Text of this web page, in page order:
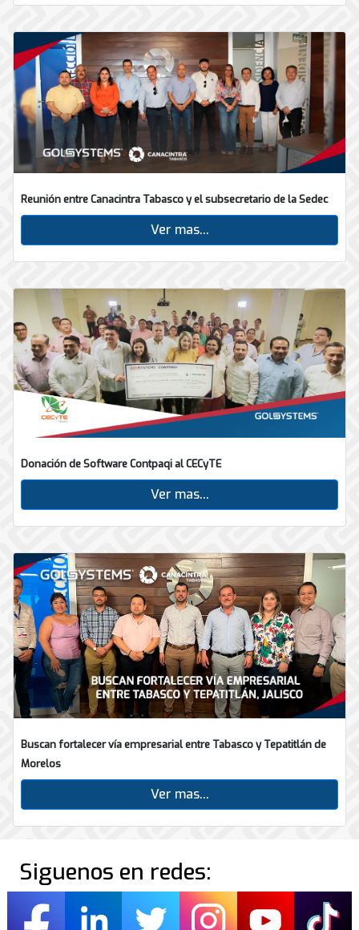
Reunión entre Canacintra Tabasco y el subsecretario de la Sedec
Ver mas...
Donación de Software Contpaqi al CECyTE
Ver mas...
Buscan fortalecer vía empresarial entre Tabasco y Tepatitlán de
Morelos
Ver mas...
Siguenos en redes: